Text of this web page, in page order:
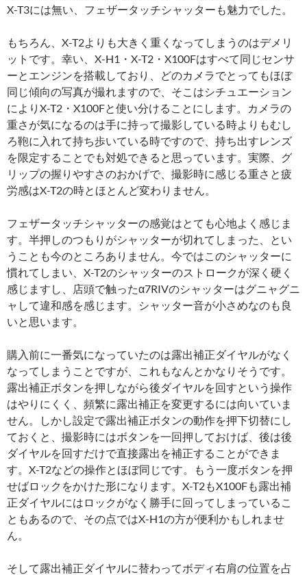
X-T3には無い、フェザータッチシャッターも魅力でした。
もちろん、X-T2よりも大きく重くなってしまうのはデメリ
ットです。幸い、X-H1・X-T2・X100Fはすべて同じセンサ
ーとエンジンを搭載しており、どのカメラでとってもほぼ
同じ傾向の写真が撮れますので、そこはシチュエーション
によりX-T2・X100Fと使い分けることにします。カメラの
重さが気になるのは手に持って撮影している時よりもむし
ろ鞄に入れて持ち歩いている時ですので、持ち出すレンズ
を限定することでも対処できると思っています。実際、グ
リップの握りやすさのおかげで、撮影時に感じる重さと疲
労感はX-T2の時とほとんど変わりません。
フェザータッチシャッターの感覚はとても心地よく感じま
す。半押しのつもりがシャッターが切れてしまった、とい
うことも今のところありません。今ではこのシャッターに
慣れてしまい、X-T2のシャッターのストロークが深く硬く
感じますし、店頭で触ったα7RIVのシャッターはグニャグニ
ャして違和感を感じます。シャッター音が小さめなのも良
いと思います。
購入前に一番気になっていたのは露出補正ダイヤルがなく
なってしまうことですが、これもなんとかなりそうです。
露出補正ボタンを押しながら後ダイヤルを回すという操作
はやりにくく、頻繁に露出補正を変更するには向いていま
せん。しかし設定で露出補正ボタンの動作を押下切替にし
ておくと、撮影時にはボタンを一回押しておけば、後は後
ダイヤルを回すだけで直接露出を補正することができま
す。X-T2などの操作とほぼ同じです。もう一度ボタンを押
せばロックをかけた形になります。X-T2もX100Fも露出補
正ダイヤルにはロックがなく勝手に回ってしまっているこ
ともあるので、その点ではX-H1の方が便利かもしれませ
ん。
そして露出補正ダイヤルに替わってボディ右肩の位置を占